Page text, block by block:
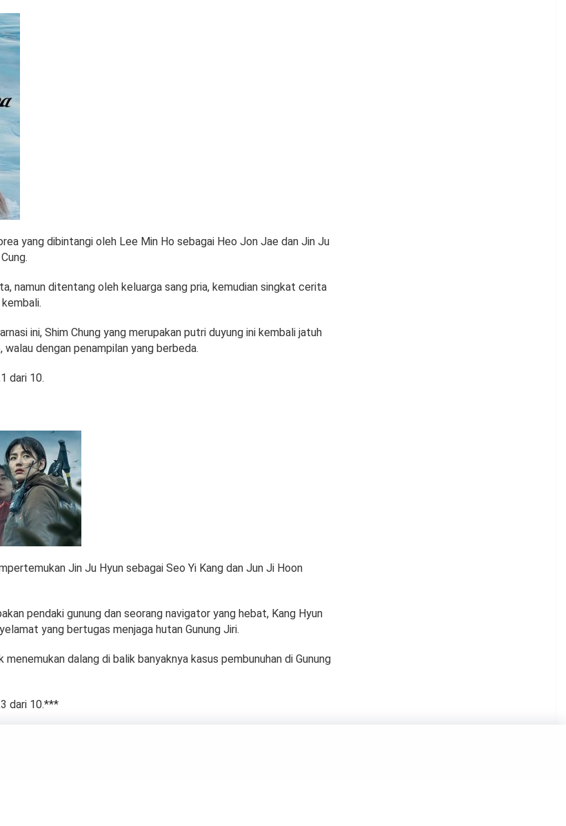
yang dibintangi oleh Lee Min Ho sebagai Heo Jon Jae dan Jin Ju
namun ditentang oleh keluarga sang pria, kemudian singkat cerita
ini, Shim Chung yang merupakan putri duyung ini kembali jatuh
dengan penampilan yang berbeda.
dari 10.
Jin Ju Hyun sebagai Seo Yi Kang dan Jun Ji Hoon
pendaki gunung dan seorang navigator yang hebat, Kang Hyun
yang bertugas menjaga hutan Gunung Jiri.
dalang di balik banyaknya kasus pembunuhan di Gunung
dari 10.***